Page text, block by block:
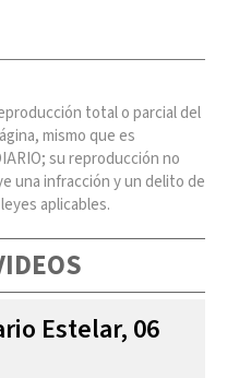
total o parcial del
mismo que es
su reproducción no
una infracción y un delito de
aplicables.
Estelar, 06